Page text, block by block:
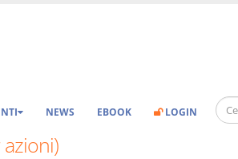
NEWS EBOOK LOGIN